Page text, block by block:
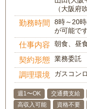
（大阪府
勤務時間
8時～20
が可能で
仕事内容 朝食、昼
契約形態 業務委託
調理環境 ガスコン
週1〜OK 交通費支給
高収入可能
資格不要